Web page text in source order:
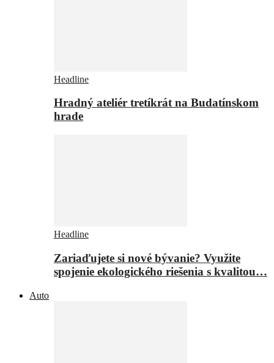
Headline
Hradný ateliér tretíkrát na Budatínskom
hrade
Headline
Zariaďujete si nové bývanie? Využite
spojenie ekologického riešenia s kvalitou…
Auto